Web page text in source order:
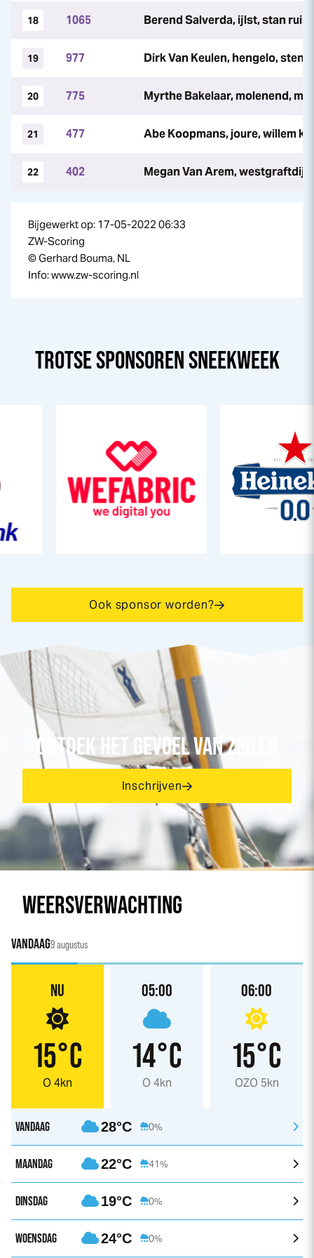
18 1065 Berend Salverda, ijlst, stan ruis
19 977 Dirk Van Keulen, hengelo, sten
20 775 Myrthe Bakelaar, molenend,
21 477 Abe Koopmans, joure, willem
22 402 Megan Van Arem, westgraftdijk
Bijgewerkt op: 17-05-2022 06:33
ZW-Scoring
© Gerhard Bouma, NL
Info: www.zw-scoring.nl
TROTSE SPONSORENSNEEKWEEK
Ook sponsor worden?
ONTDEK HET GEVOEL VAN ZEILEN
Inschrijven
WEERSVERWACHTING
VANDAAG9 augustus
NU
15°C
O 4kn
05:00
14°C
O 4kn
06:00
15°C
OZO 5kn
VANDAAG 28°C 0%
MAANDAG 22°C 41%
DINSDAG 19°C 0%
WOENSDAG 24°C 0%